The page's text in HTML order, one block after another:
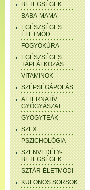
BETEGSÉGEK
BABA-MAMA
EGÉSZSÉGES
ÉLETMÓD
FOGYÓKÚRA
EGÉSZSÉGES
TÁPLÁLKOZÁS
VITAMINOK
SZÉPSÉGÁPOLÁS
ALTERNATÍV
GYÓGYÁSZAT
GYÓGYTEÁK
SZEX
PSZICHOLÓGIA
SZENVEDÉLY-
BETEGSÉGEK
SZTÁR-ÉLETMÓDI
KÜLÖNÖS SORSOK